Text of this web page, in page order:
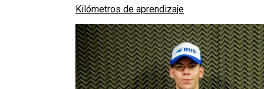
Kilómetros de aprendizaje